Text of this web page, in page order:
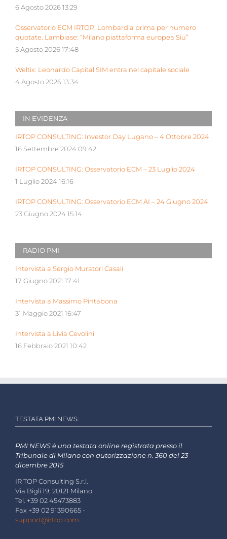
6 Agosto 2026 13:29
Osservatorio ECM IRTOP: Lombardia prima per numero
quotate. Lambiase: “Milano piattaforma europea Siu”
5 Agosto 2026 17:48
Weltix: Leonardo Capital SIM entra nel capitale sociale
4 Agosto 2026 13:34
IN EVIDENZA
IRTOP CONSULTING: Investor Day Lugano – 4 Ottobre 2024
16 Settembre 2024 09:42
IRTOP CONSULTING: Osservatorio ECM – 23 Luglio 2024
1 Luglio 2024 16:16
IRTOP CONSULTING: Osservatorio ECM AI – 24 Giugno 2024
23 Giugno 2024 15:14
RADIO PMI
Intervista a Sergio Muratori Casali
17 Giugno 2021 17:41
Intervista a Massimo Pintabona
31 Maggio 2021 16:47
Intervista a Livia Cevolini
16 Febbraio 2021 10:42
TESTATA PMI NEWS:
PMI NEWS è una testata online registrata presso il
Tribunale di Milano con autorizzazione n. 360 del 23
dicembre 2015
IR TOP Consulting S.r.l.
Via Bigli 19, 20121 Milano
Tel. +39 02 45473883
Fax +39 02 91390665 -
support@irtop.com